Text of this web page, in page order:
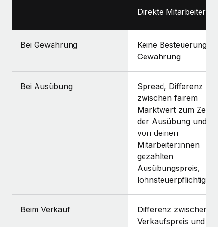
Direkte
Bei Gewährung
Keine Besteuerung
Gewährung
Bei Ausübung
Spread, Differenz
zwischen fairem
Marktwert zum
der Ausübung und
von deinen
Mitarbeiter:innen
gezahlten
Ausübungspreis,
lohnsteuerpflichtig
Beim Verkauf
Differenz zwischen
Verkaufspreis und